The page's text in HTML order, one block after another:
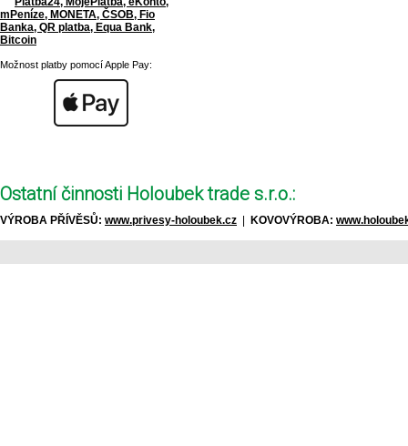
Možnost platby pomocí Apple Pay:
Ostatní činnosti Holoubek trade s.r.o.:
VÝROBA PŘÍVĚSŮ: www.privesy-holoubek.cz KOVOVÝROBA: